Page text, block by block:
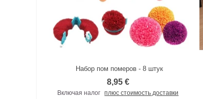
К сравнению
Набор пом померов - 8 штук
8,95 €
Включая налог плюс стоимость доставки